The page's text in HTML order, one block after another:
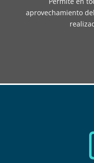
aprovechamiento